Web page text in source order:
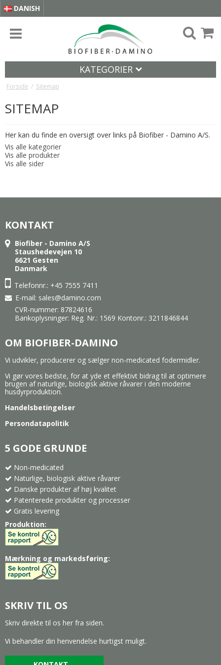
DANISH
KATEGORIER
Forside / Sitemap
SITEMAP
Her kan du finde en oversigt over links på Biofiber - Damino A/S.
Vis alle kategorier
Vis alle produkter
Vis alle sider
KONTAKT
Biofiber - Damino A/S
Staushedevejen 10
6621 Gesten
Danmark
Telefonnr.: +45 7555 7411
E-mail: sales@damino.com
CVR-nummer: 87824616
Bankoplysninger: Reg. Nr.: 1569 Kontonr.: 3211846844
OM BIOFIBER-DAMINO
Vi udvikler, producerer og sælger non-medicated fodermidler.
Vi gør vores bedste, for at yde et effektivt bidrag til at optimere
brugen af naturlige, biologisk aktive råvarer i den moderne
husdyrproduktion.
Handelsbetingelser
Persondatapolitik
5 GODE GRUNDE
Non-medicated
Naturlige, biologisk aktive råvarer
Danske produkter af høj kvalitet
Patenterede produkter og processer
Gratis levering
Produktion:
Mærkning og markedsføring:
SKRIV TIL OS
Skriv direkte til os her fra siden.
Vi behandler din henvendelse hurtigst muligt.